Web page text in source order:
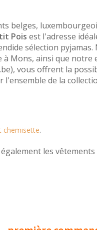
belges,
Pois est l'adresse
sélection pyjamas.
à Mons, ainsi que notre
vous offrent la
l'ensemble de la
chemisette.
les vêtements